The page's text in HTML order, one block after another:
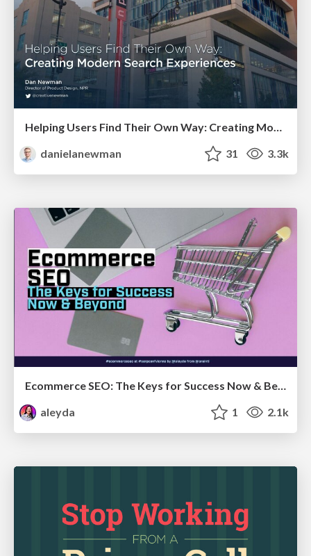
Helping Users Find Their Own Way: Creating Modern Search Experiences
danielanewman
31 3.3k
Ecommerce SEO: The Keys for Success Now & Beyond - #SERPConf2024
aleyda
1 2.1k